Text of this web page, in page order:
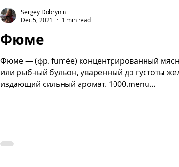
Фюме
Фюме — (фр. fumée) концентри­рованный
или рыбный бульон, уваренный до густоты
издающий сильный аромат. 1000.menu
Sergey Dobrynin
Dec 5, 2021
1 min read